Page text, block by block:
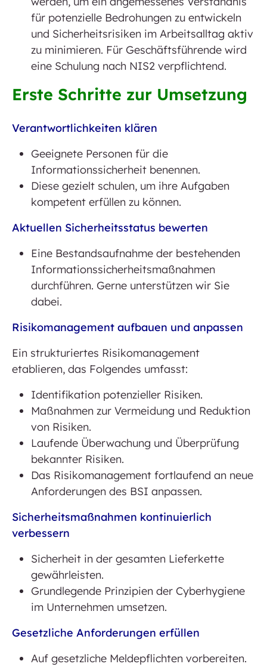
für potenzielle Bedrohungen zu entwickeln
und Sicherheitsrisiken im Arbeitsalltag aktiv
zu minimieren. Für Geschäftsführende wird
eine Schulung nach NIS2 verpflichtend.
Erste Schritte zur Umsetzung
Verantwortlichkeiten klären
Geeignete Personen für die
Informationssicherheit benennen.
Diese gezielt schulen, um ihre Aufgaben
kompetent erfüllen zu können.
Aktuellen Sicherheitsstatus bewerten
Eine Bestandsaufnahme der bestehenden
Informationssicherheitsmaßnahmen
durchführen. Gerne unterstützen wir Sie
dabei.
Risikomanagement aufbauen und anpassen
Ein strukturiertes Risikomanagement
etablieren, das Folgendes umfasst:
Identifikation potenzieller Risiken.
Maßnahmen zur Vermeidung und Reduktion
von Risiken.
Laufende Überwachung und Überprüfung
bekannter Risiken.
Das Risikomanagement fortlaufend an neue
Anforderungen des BSI anpassen.
Sicherheitsmaßnahmen kontinuierlich
verbessern
Sicherheit in der gesamten Lieferkette
gewährleisten.
Grundlegende Prinzipien der Cyberhygiene
im Unternehmen umsetzen.
Gesetzliche Anforderungen erfüllen
Auf gesetzliche Meldepflichten vorbereiten.